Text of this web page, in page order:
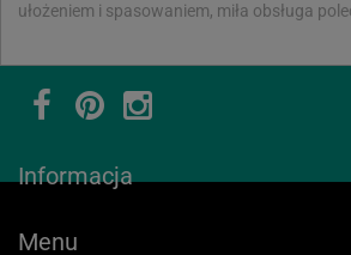
ułożeniem i spasowaniem, miła obsługa
Informacja
Menu